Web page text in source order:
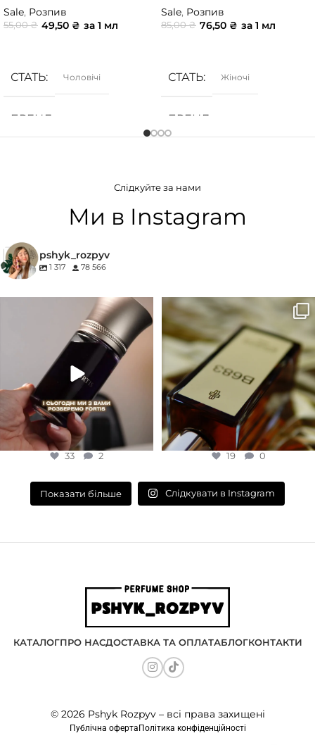
Sale, Розпив
55,00₴ 49,50 ₴ за 1 мл
СТАТЬ Чоловічі
БРЕНД
Цитрусові
Sale, Розпив
85,00₴ 76,50 ₴ за 1 мл
СТАТЬ Жіночі
БРЕНД
Слідкуйте за нами
Ми в Instagram
pshyk_rozpyv
1 317 78 566
Для замовлення переходьте на
сайт або в Instagram...
33 2
33 2
Marc-Antoine Barrois B683 - це
запах вечора в
19
19 0
Показати більше Слідкувати в Instagram
КАТАЛОГПРО НАСДОСТАВКА ТА ОПЛАТАБЛОГКОНТАКТИ
© 2026 Pshyk Rozpyv – всі права захищені
Публічна офертаПолітика конфіденційності